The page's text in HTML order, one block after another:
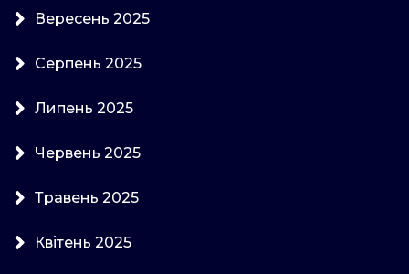
Вересень 2025
Серпень 2025
Липень 2025
Червень 2025
Травень 2025
Квітень 2025